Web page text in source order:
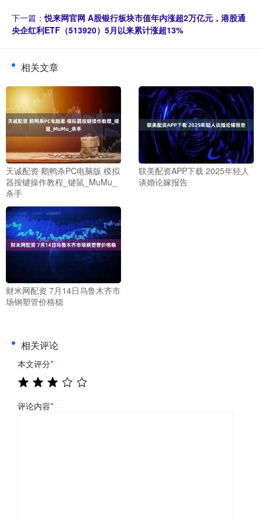
下一篇：悦来网官网 A股银行板块市值年内涨超2万亿元，港股通
央企红利ETF（513920）5月以来累计涨超13%
相关文章
天诚配资 鹅鸭杀PC电脑版 模拟
器按键操作教程_键鼠_MuMu_
杀手
联美配资APP下载 2025年轻人
谈婚论嫁报告
财米网配资 7月14日乌鲁木齐市
场钢塑管价格稳
相关评论
本文评分*
评论内容*